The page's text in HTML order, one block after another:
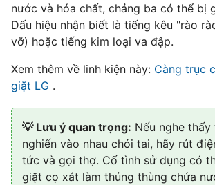
nước và hóa chất, chảng ba có thể bị
Dấu hiệu nhận biết là tiếng kêu "rào
vỡ) hoặc tiếng kim loại va đập.
Xem thêm về linh kiện này: Càng trục
giặt LG .
💡 Lưu ý quan trọng: Nếu nghe
nghiến vào nhau chói tai, hãy rút
tức và gọi thợ. Cố tình sử dụng có
giặt cọ xát làm thủng thùng chứa